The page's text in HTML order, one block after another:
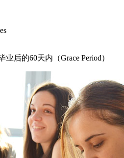
后的60天内（Grace Period）